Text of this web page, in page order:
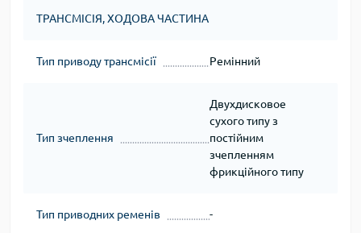
ТРАНСМІСІЯ, ХОДОВА ЧАСТИНА
Тип приводу трансмісії Ремінний
Тип зчеплення
Двухдисковое
сухого типу з
постійним
зчепленням
фрикційного типу
Тип приводних ременів -